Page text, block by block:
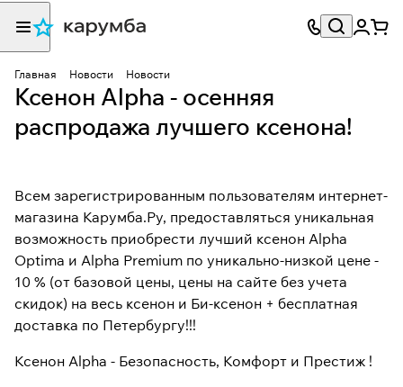
Главная Новости Новости
Ксенон Alpha - осенняя
распродажа лучшего ксенона!
Всем зарегистрированным пользователям интернет-
магазина Карумба.Ру, предоставляться уникальная
возможность приобрести лучший ксенон Alpha
Optima и Alpha Premium по уникально-низкой цене -
10 % (от базовой цены, цены на сайте без учета
скидок) на весь ксенон и Би-ксенон + бесплатная
доставка по Петербургу!!!
Ксенон Alpha - Безопасность, Комфорт и Престиж !